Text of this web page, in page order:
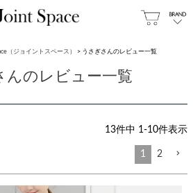
（ジョイントスペース） うさぎさんのレビュー一覧
んのレビュー一覧
13件中 1-10件表示
1 2